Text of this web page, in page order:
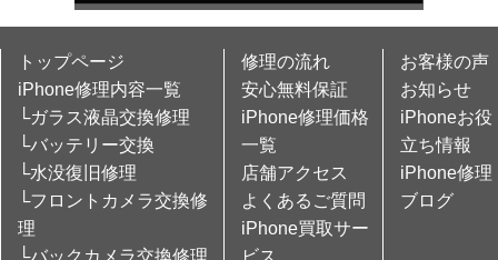
トップページ
iPhone修理内容一覧
└ガラス液晶交換修理
└バッテリー交換
└水没復旧修理
└フロントカメラ交換修
理
└バックカメラ交換修理
修理の流れ
安心無料保証
iPhone修理価格
一覧
店舗アクセス
よくあるご質問
iPhone買取サー
ビス
お客様の声
お知らせ
iPhoneお役
立ち情報
iPhone修理
ブログ